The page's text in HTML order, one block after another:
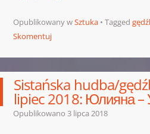
Opublikowany wSztuka Tagged
Skomentuj
Sistańska hudba/
lipiec 2018: Юлияна –
Opublikowano 3 lipca 2018